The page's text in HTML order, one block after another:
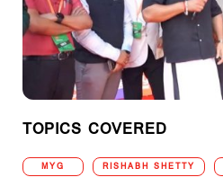
TOPICS COVERED
MYG RISHABH SHETTY